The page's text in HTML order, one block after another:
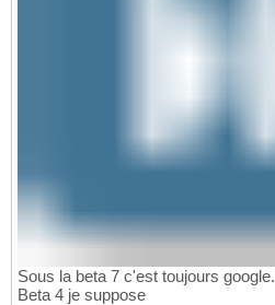
Sous la beta 7 c'est toujours google.
Beta 4 je suppose